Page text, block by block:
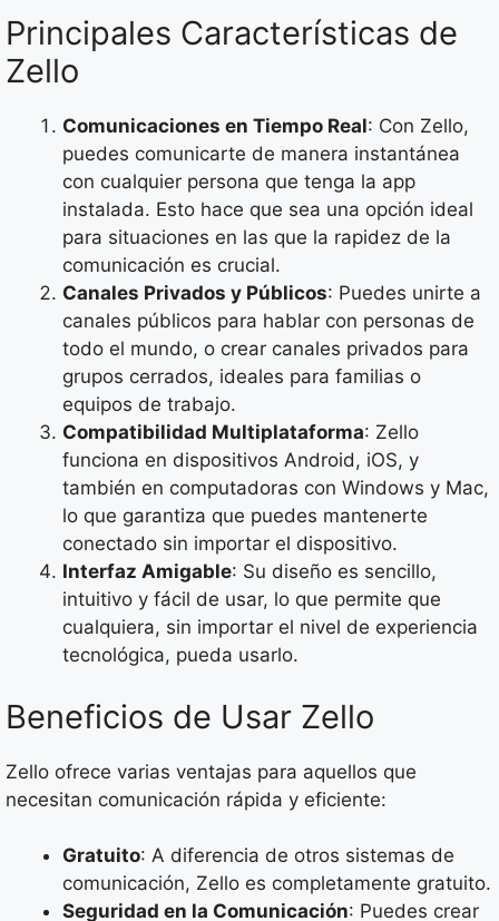
Principales Características de
Zello
Comunicaciones en Tiempo Real: Con Zello,
puedes comunicarte de manera instantánea
con cualquier persona que tenga la app
instalada. Esto hace que sea una opción ideal
para situaciones en las que la rapidez de la
comunicación es crucial.
Canales Privados y Públicos: Puedes unirte a
canales públicos para hablar con personas de
todo el mundo, o crear canales privados para
grupos cerrados, ideales para familias o
equipos de trabajo.
Compatibilidad Multiplataforma: Zello
funciona en dispositivos Android, iOS, y
también en computadoras con Windows y Mac,
lo que garantiza que puedes mantenerte
conectado sin importar el dispositivo.
Interfaz Amigable: Su diseño es sencillo,
intuitivo y fácil de usar, lo que permite que
cualquiera, sin importar el nivel de experiencia
tecnológica, pueda usarlo.
Beneficios de Usar Zello
Zello ofrece varias ventajas para aquellos que
necesitan comunicación rápida y eficiente:
Gratuito: A diferencia de otros sistemas de
comunicación, Zello es completamente gratuito.
Seguridad en la Comunicación: Puedes crear